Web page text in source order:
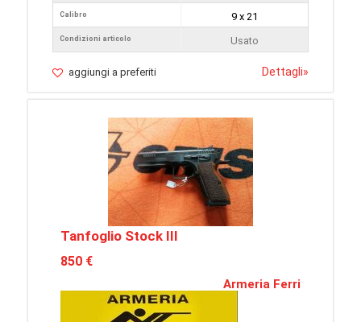
Calibro
Condizioni articolo
9 x 21
Usato
aggiungi a preferiti Dettagli»
Tanfoglio Stock III
850 €
Armeria Ferri